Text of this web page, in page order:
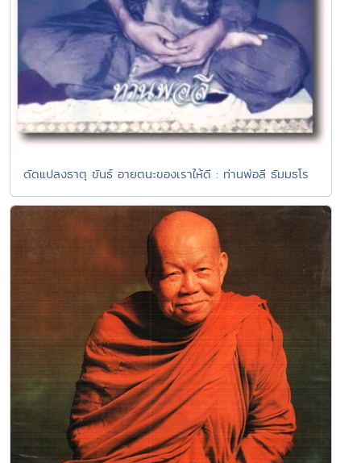
ดัดแปลงธาตุ ขันธ์ อายตนะของเราให้ดี : ท่านพ่อลี ธัมมธโร